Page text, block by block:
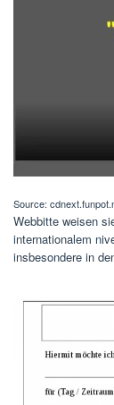
Source:
Webbitte weisen
internationalem
insbesondere in